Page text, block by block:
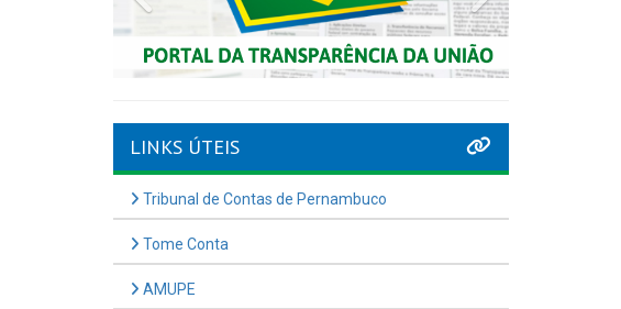
LINKS ÚTEIS
Tribunal de Contas de Pernambuco
Tome Conta
AMUPE